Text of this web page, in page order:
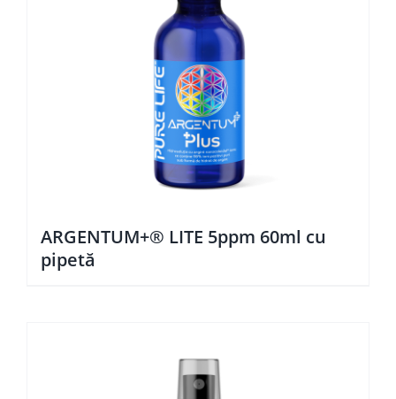
ARGENTUM+® LITE 5ppm 60ml cu
pipetă